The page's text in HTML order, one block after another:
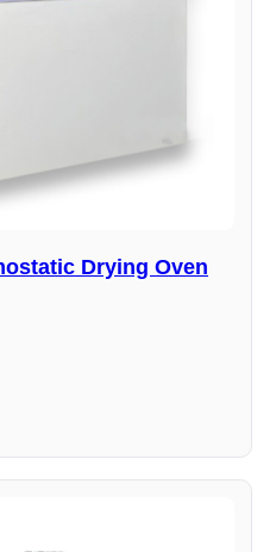
Drying Oven